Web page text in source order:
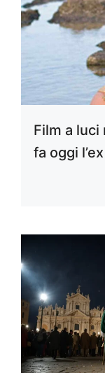
Film a luci
fa oggi